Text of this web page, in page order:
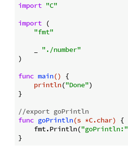
import "C"
import (
"fmt"
"./number"
)
func main()
{
println("Done")
}
//export goPrintln
func goPrintln(s *C.char)
{
    fmt.Println(
"goPrintln:"